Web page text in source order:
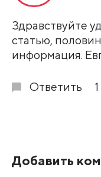
Здравствуйте
статью,
информация.
Ответить
Добавить